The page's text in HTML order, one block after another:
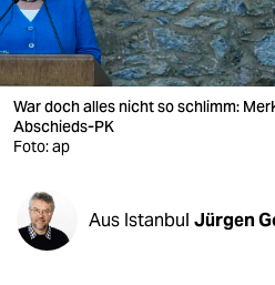
verlag
verlag
veranstaltungen
shop
fragen & hilfe
unterstützen
War doch alles nicht so schlimm:
Abschieds-PK
Foto: ap
Aus Istanbul Jürgen